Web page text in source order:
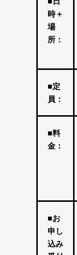
時＋
場
所：
■定
員：
■料
金：
■お
申し
込み